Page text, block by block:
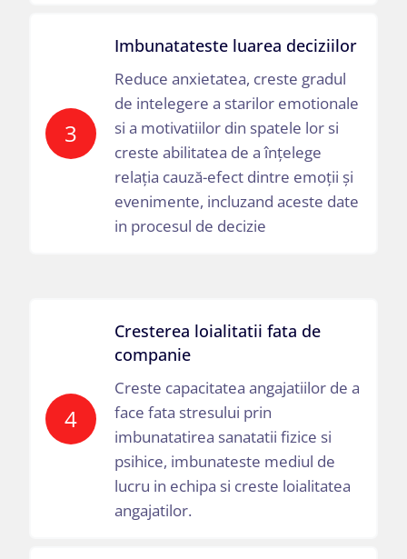
3
Imbunatateste luarea deciziilor
Reduce anxietatea, creste gradul
de intelegere a starilor emotionale
si a motivatiilor din spatele lor si
creste abilitatea de a înțelege
relația cauză-efect dintre emoții și
evenimente, incluzand aceste date
in procesul de decizie
4
Cresterea loialitatii fata de
companie
Creste capacitatea angajatiilor de a
face fata stresului prin
imbunatatirea sanatatii fizice si
psihice, imbunateste mediul de
lucru in echipa si creste loialitatea
angajatilor.